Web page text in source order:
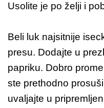
Usolite je po želji i
Beli luk najsitnije
presu. Dodajte u
papriku. Dobro
ste prethodno
uvaljajte u